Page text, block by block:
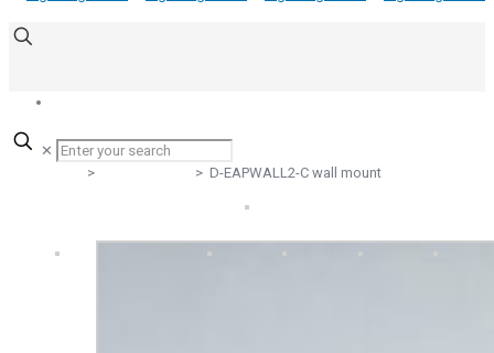
✕
> > D-EAPWALL2-C wall mount